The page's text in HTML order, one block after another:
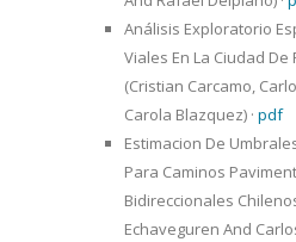
Análisis Exploratorio
Viales En La Ciudad
(Cristian Carcamo,
Carola Blazquez) · pdf
Estimacion De
Para Caminos
Bidireccionales
Echaveguren And